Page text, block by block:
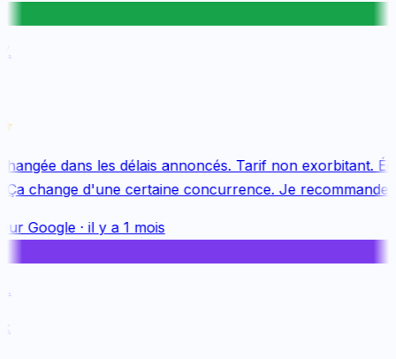
dans les délais annoncés. Tarif non exorbitant.
change d'une certaine concurrence. Je recommande
Google· il y a 1 mois